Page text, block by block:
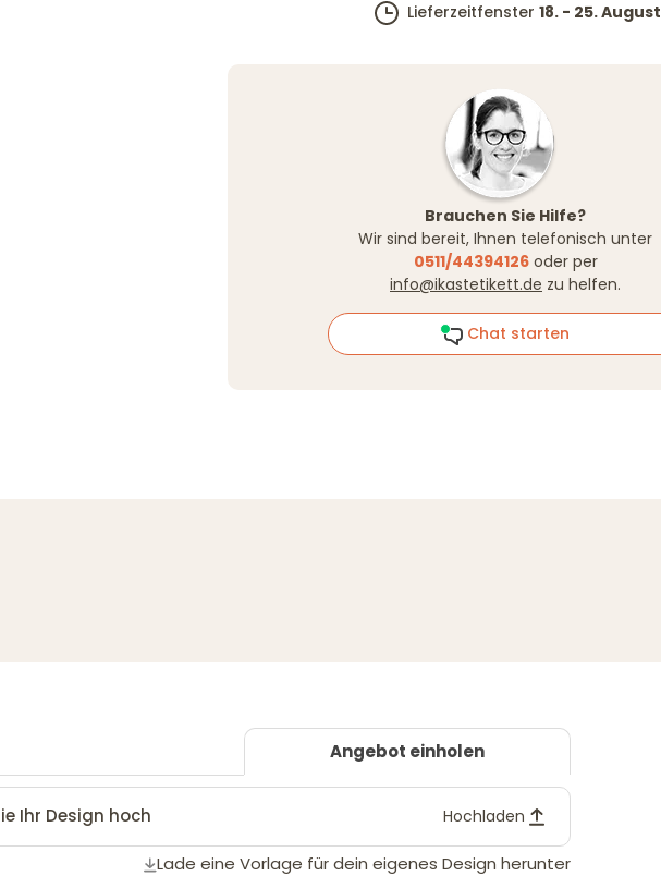
Lieferzeitfenster 18. - 25. August
Brauchen Sie Hilfe?
Wir sind bereit, Ihnen telefonisch unter
0511/44394126oder per
info@ikastetikett.de zu helfen.
Chat starten
Angebot einholen
Ihr Design hoch Hochladen
Lade eine Vorlage für dein eigenes Design herunter